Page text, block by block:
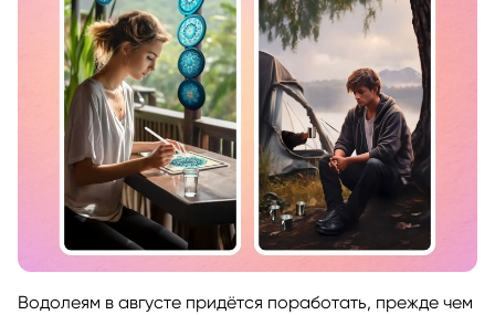
Водолеям в августе придётся поработать, прежде чем